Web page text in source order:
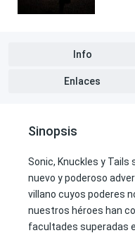
Info
Enlaces
Sinopsis
Sonic, Knuckles y Tails
nuevo y poderoso
villano cuyos poderes
nuestros héroes han
facultades superadas